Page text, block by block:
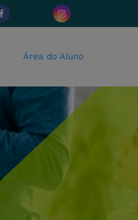
Área do Aluno